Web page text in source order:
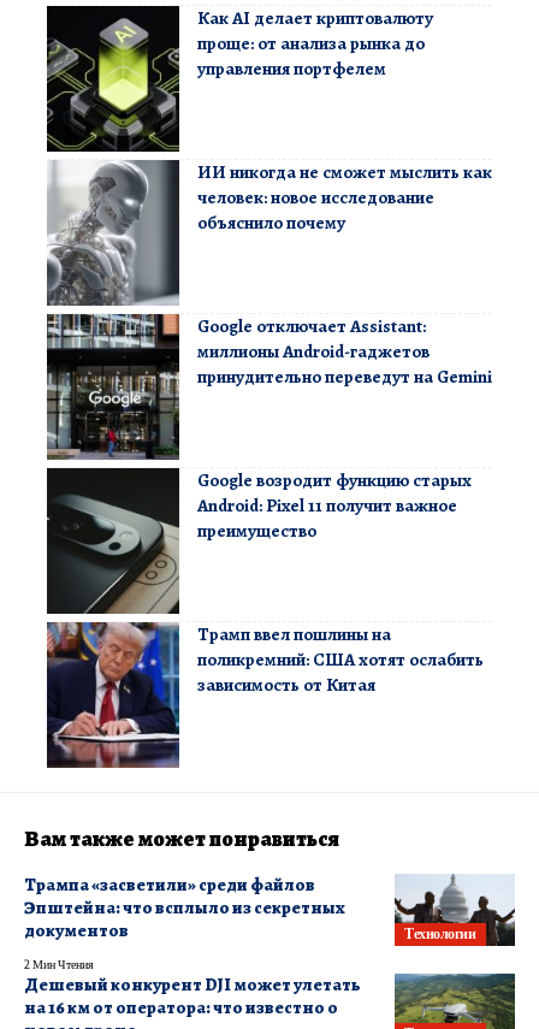
Как AI делает криптовалюту
проще: от анализа рынка до
управления портфелем
ИИ никогда не сможет мыслить как
человек: новое исследование
объяснило почему
Google отключает Assistant:
миллионы Android-гаджетов
принудительно переведут на Gemini
Google возродит функцию старых
Android: Pixel 11 получит важное
преимущество
Трамп ввел пошлины на
поликремний: США хотят ослабить
зависимость от Китая
Вам также может понравиться
Технологии
Трампа «засветили» среди файлов
Эпштейна: что всплыло из секретных
документов
2 Мин Чтения
Дешевый конкурент DJI может улетать
на 16 км от оператора: что известно о